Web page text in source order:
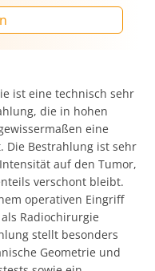
ist eine technisch sehr
die in hohen
eine
Die Bestrahlung ist sehr
auf den Tumor,
verschont bleibt.
operativen Eingriff
Radiochirurgie
stellt besonders
Geometrie und